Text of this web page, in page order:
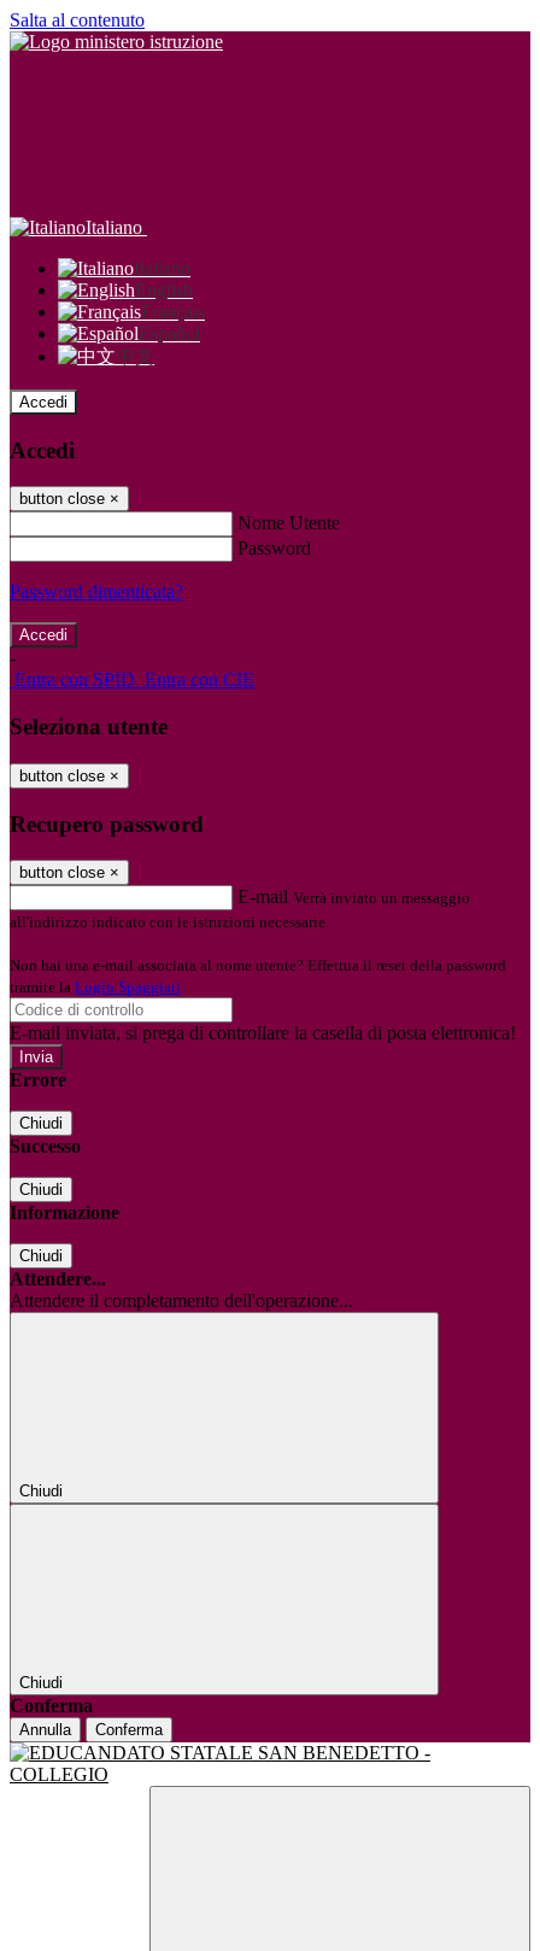
Salta al contenuto
Italiano
Italiano
English
Français
Español
中文
Accedi
Accedi
button close ×
Nome Utente
Password
Password dimenticata?
-
Entra con SPID Entra con CIE
Seleziona utente
button close ×
Recupero password
button close ×
E-mail Verrà inviato un messaggio
all'indirizzo indicato con le istruzioni necessarie.
Non hai una e-mail associata al nome utente? Effettua il reset della password
tramite la Login Spaggiari
E-mail inviata, si prega di controllare la casella di posta elettronica!
Errore
Chiudi
Successo
Chiudi
Informazione
Chiudi
Attendere...
Attendere il completamento dell'operazione...
Chiudi
Chiudi
Conferma
Annulla Conferma